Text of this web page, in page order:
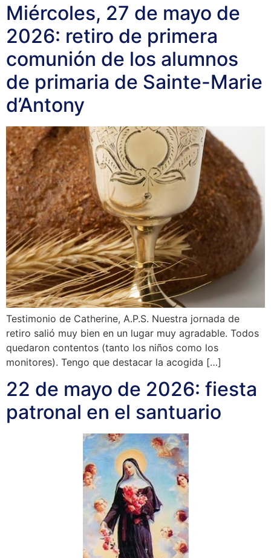
Miércoles, 27 de mayo de
2026: retiro de primera
comunión de los alumnos
de primaria de Sainte-Marie
d’Antony
Testimonio de Catherine, A.P.S. Nuestra jornada de
retiro salió muy bien en un lugar muy agradable. Todos
quedaron contentos (tanto los niños como los
monitores). Tengo que destacar la acogida […]
22 de mayo de 2026: fiesta
patronal en el santuario